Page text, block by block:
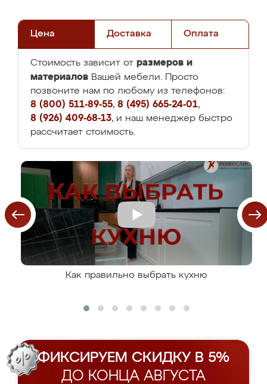
Цена Доставка Оплата
Стоимость зависит от размеров и
материалов Вашей мебели. Просто
позвоните нам по любому из телефонов:
8 (800) 511-89-55, 8 (495) 665-24-01,
8 (926) 409-68-13, и наш менеджер быстро
рассчитает стоимость.
Как правильно выбрать кухню
ФИКСИРУЕМ СКИДКУ В 5%
ДО КОНЦА АВГУСТА